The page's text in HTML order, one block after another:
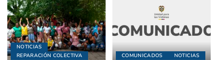
NOTICIAS
REPARACIÓN COLECTIVA
COMUNICADOS NOTICIAS